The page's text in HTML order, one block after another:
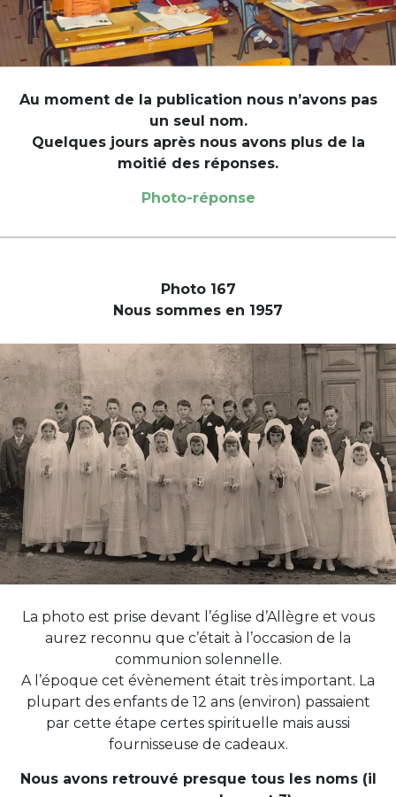
Au moment de la publication nous n’avons pas
un seul nom.
Quelques jours après nous avons plus de la
moitié des réponses.
Photo-réponse
Photo 167
Nous sommes en 1957
La photo est prise devant l’église d’Allègre et vous
aurez reconnu que c’était à l’occasion de la
communion solennelle.
A l’époque cet évènement était très important. La
plupart des enfants de 12 ans (environ) passaient
par cette étape certes spirituelle mais aussi
fournisseuse de cadeaux.
Nous avons retrouvé presque tous les noms (il